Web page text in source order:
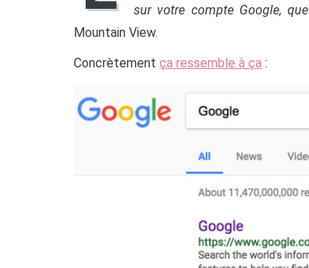
sur votre compte Google, que
Mountain View.
Concrètement ça ressemble à ça :